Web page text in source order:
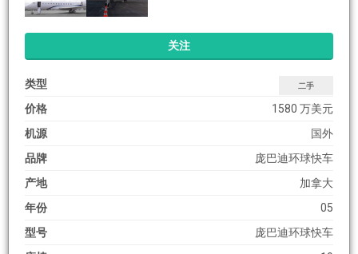
关注
类型 二手
价格
1580 万美元
机源
国外
品牌
庞巴迪环球快车
产地
加拿大
年份
05
型号
庞巴迪环球快车